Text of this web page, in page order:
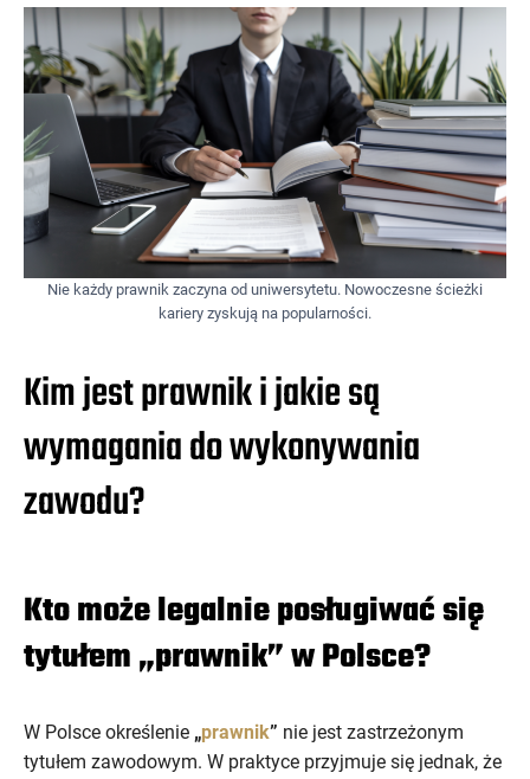
Nie każdy prawnik zaczyna od uniwersytetu. Nowoczesne ścieżki
kariery zyskują na popularności.
Kim jest prawnik i jakie są
wymagania do wykonywania
zawodu?
Kto może legalnie posługiwać się
tytułem „prawnik” w Polsce?
W Polsce określenie „prawnik” nie jest zastrzeżonym
tytułem zawodowym. W praktyce przyjmuje się jednak, że